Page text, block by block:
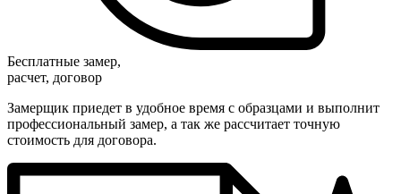
Бесплатные замер,
расчет, договор
Замерщик приедет в удобное время с образцами и выполнит
профессиональный замер, а так же рассчитает точную
стоимость для договора.